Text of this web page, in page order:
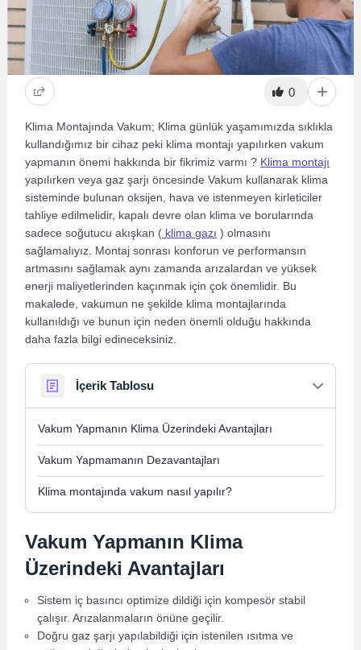
0
Klima Montajında Vakum; Klima günlük yaşamımızda sıklıkla
kullandığımız bir cihaz peki klima montajı yapılırken vakum
yapmanın önemi hakkında bir fikrimiz varmı ? Klima montajı
yapılırken veya gaz şarjı öncesinde Vakum kullanarak klima
sisteminde bulunan oksijen, hava ve istenmeyen kirleticiler
tahliye edilmelidir, kapalı devre olan klima ve borularında
sadece soğutucu akışkan ( klima gazı ) olmasını
sağlamalıyız. Montaj sonrası konforun ve performansın
artmasını sağlamak aynı zamanda arızalardan ve yüksek
enerji maliyetlerinden kaçınmak için çok önemlidir. Bu
makalede, vakumun ne şekilde klima montajlarında
kullanıldığı ve bunun için neden önemli olduğu hakkında
daha fazla bilgi edineceksiniz.
İçerik Tablosu
Vakum Yapmanın Klima Üzerindeki Avantajları
Vakum Yapmamanın Dezavantajları
Klima montajında vakum nasıl yapılır?
Vakum Yapmanın Klima
Üzerindeki Avantajları
Sistem iç basıncı optimize dildiği için kompesör stabil
çalışır. Arızalanmaların önüne geçilir.
Doğru gaz şarjı yapılabildiği için istenilen ısıtma ve